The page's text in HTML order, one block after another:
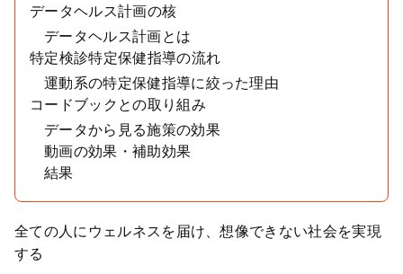
データヘルス計画の核
データヘルス計画とは
特定検診特定保健指導の流れ
運動系の特定保健指導に絞った理由
コードブックとの取り組み
データから見る施策の効果
動画の効果・補助効果
結果
全ての人にウェルネスを届け、想像できない社会を実現
する